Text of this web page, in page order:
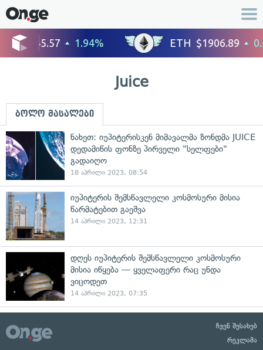
Juice
ბოლო მასალები
ნახეთ: იუპიტერისკენ მიმავალმა ზონდმა JUICE
დედამიწის ფონზე პირველი "სელფები"
გადაიღო
18 აპრილი 2023, 08:54
იუპიტერის შემსწავლელი კოსმოსური მისია
წარმატებით გაეშვა
14 აპრილი 2023, 12:31
დღეს იუპიტერის შემსწავლელი კოსმოსური
მისია იწყება — ყველაფერი რაც უნდა
ვიცოდეთ
14 აპრილი 2023, 07:35
ჩვენ შესახებ
რეკლამა